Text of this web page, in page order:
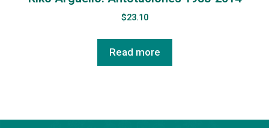
$23.10
Read more